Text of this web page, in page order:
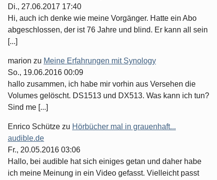
Di., 27.06.2017 17:40
Hi, auch ich denke wie meine Vorgänger. Hatte ein Abo
abgeschlossen, der ist 76 Jahre und blind. Er kann all sein
[...]
marion zu Meine Erfahrungen mit Synology
So., 19.06.2016 00:09
hallo zusammen, ich habe mir vorhin aus Versehen die
Volumes gelöscht. DS1513 und DX513. Was kann ich tun?
Sind me [...]
Enrico Schütze zu Hörbücher mal in grauenhaft...
audible.de
Fr., 20.05.2016 03:06
Hallo, bei audible hat sich einiges getan und daher habe
ich meine Meinung in ein Video gefasst. Vielleicht passt